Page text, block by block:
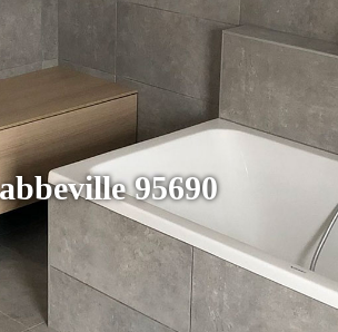
95690